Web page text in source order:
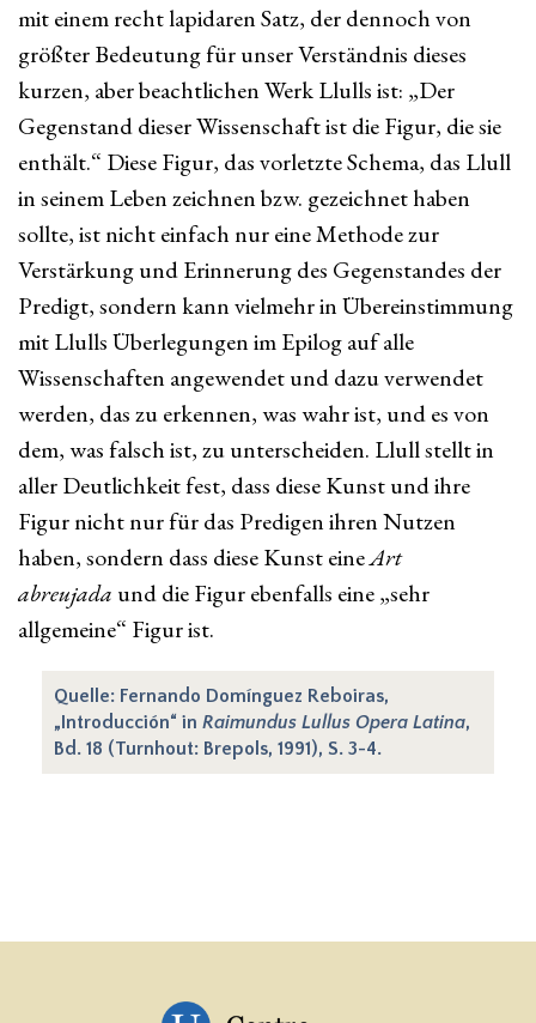
mit einem recht lapidaren Satz, der dennoch von
größter Bedeutung für unser Verständnis dieses
kurzen, aber beachtlichen Werk Llulls ist: „Der
Gegenstand dieser Wissenschaft ist die Figur, die sie
enthält.“ Diese Figur, das vorletzte Schema, das Llull
in seinem Leben zeichnen bzw. gezeichnet haben
sollte, ist nicht einfach nur eine Methode zur
Verstärkung und Erinnerung des Gegenstandes der
Predigt, sondern kann vielmehr in Übereinstimmung
mit Llulls Überlegungen im Epilog auf alle
Wissenschaften angewendet und dazu verwendet
werden, das zu erkennen, was wahr ist, und es von
dem, was falsch ist, zu unterscheiden. Llull stellt in
aller Deutlichkeit fest, dass diese Kunst und ihre
Figur nicht nur für das Predigen ihren Nutzen
haben, sondern dass diese Kunst eineArt
abreujada und die Figur ebenfalls eine „sehr
allgemeine“ Figur ist.
Quelle: Fernando Domínguez Reboiras,
„Introducción“ in Raimundus Lullus Opera Latina,
Bd. 18 (Turnhout: Brepols, 1991), S. 3-4.